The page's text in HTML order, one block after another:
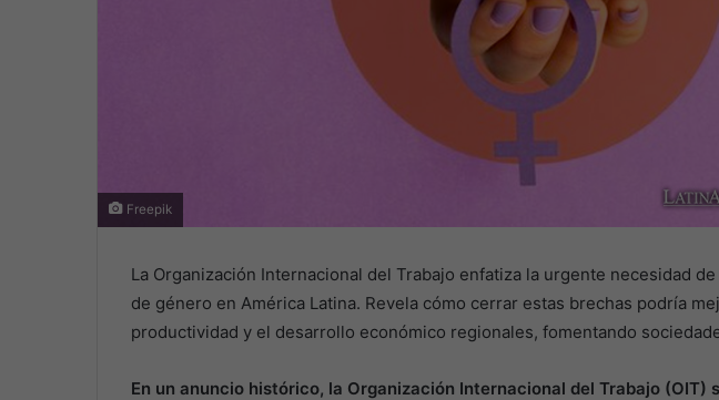
Freepik
La Organización Internacional del Trabajo enfatiza la urgente necesidad
de género en América Latina. Revela cómo cerrar estas brechas podría
productividad y el desarrollo económico regionales, fomentando
En un anuncio histórico, la Organización Internacional del Trabajo (OIT)